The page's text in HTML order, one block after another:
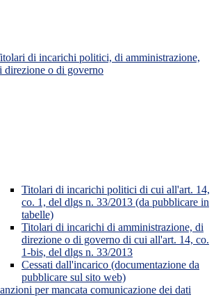
di incarichi politici, di amministrazione,
direzione o di governo
Titolari di incarichi politici di cui all'art. 14,
co. 1, del dlgs n. 33/2013 (da pubblicare in
tabelle)
Titolari di incarichi di amministrazione, di
direzione o di governo di cui all'art. 14, co.
1-bis, del dlgs n. 33/2013
Cessati dall'incarico (documentazione da
pubblicare sul sito web)
per mancata comunicazione dei dati